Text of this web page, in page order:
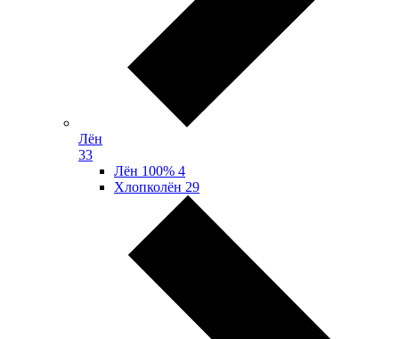
Лён
33
Лён 100% 4
Хлопколён 29